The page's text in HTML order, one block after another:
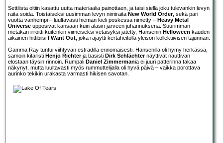
Settilista oltiin kasattu uutta materiaalia painottaen, ja taisi siellä joku tulevankin levyn
raita soida. Toistaiseksi uusimman levyn nimiraita New World Order, sekä pari
vuotta vanhempi – luultavasti hieman kieli poskessa nimetty – Heavy Metal
Universe upposivat kansaan kuin alasin järveen juhannuksena. Suurimman
metakan irroitti kuitenkin viimeiseksi vetäisyksi jätetty, Hansenin Helloween kauden
aikainen hittibiisi
I Want Out, joka räjäytti kertaheitolla yleisön kollektiivisen tajunnan.
Gamma Ray tuntui viihtyvän estradilla erinomaisesti. Hansenilla oli hymy herkässä,
samoin kitaristi Henjo Richterja basisti Dirk Schlächternäyttivät nauttivan
elostaan täysin rinnoin. Rumpali Daniel Zimmermania ei juuri patterinna takaa
näkynyt, mutta luultavasti myös rummuttelijalla oli hyvä päivä – vaikka porottava
aurinko tekikin urakasta varmasti hikisen savotan.